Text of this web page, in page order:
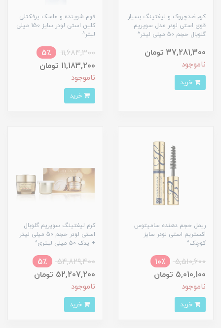
کرم ضدچروک و لیفتینگ بسیار
قوی استی لودر مدل سوپریم
گلوبال حجم 50 میلی لیتر^
37,281,300 تومان
ناموجود
فوم شوینده و ماسک پرفکتلی
کلین استی لودر سایز 150 میلی
لیتر^
11,684,300
5٪
11,183,200 تومان
ناموجود
ریمل حجم دهنده سامپتوس
اکستریم استی لودر سایز
کوچک^
5,510,600
10٪
5,010,100 تومان
ناموجود
کرم لیفتینگ سوپریم گلوبال
استی لودر حجم 50 میلی لیتر
+ یدک 50 میلی لیتری^
54,829,400
5٪
52,207,200 تومان
ناموجود